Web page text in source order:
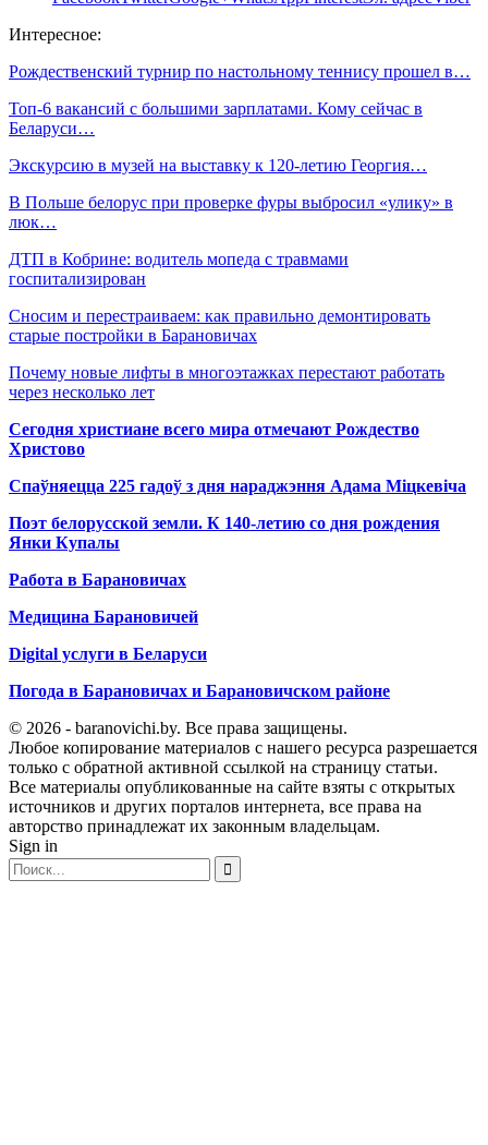
Интересное:
Рождественский турнир по настольному теннису прошел в…
Топ-6 вакансий с большими зарплатами. Кому сейчас в
Беларуси…
Экскурсию в музей на выставку к 120-летию Георгия…
В Польше белорус при проверке фуры выбросил «улику» в
люк…
ДТП в Кобрине: водитель мопеда с травмами
госпитализирован
Сносим и перестраиваем: как правильно демонтировать
старые постройки в Барановичах
Почему новые лифты в многоэтажках перестают работать
через несколько лет
Сегодня христиане всего мира отмечают Рождество
Христово
Спаўняецца 225 гадоў з дня нараджэння Адама Міцкевіча
Поэт белорусской земли. К 140-летию со дня рождения
Янки Купалы
Работа в Барановичах
Медицина Барановичей
Digital услуги в Беларуси
Погода в Барановичах и Барановичском районе
© 2026 - baranovichi.by. Все права защищены.
Любое копирование материалов с нашего ресурса разрешается
только с обратной активной ссылкой на страницу статьи.
Все материалы опубликованные на сайте взяты с открытых
источников и других порталов интернета, все права на
авторство принадлежат их законным владельцам.
Sign in